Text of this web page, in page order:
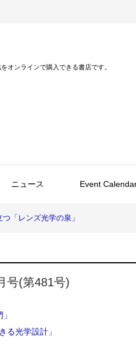
オンラインで購入できる書店です。
ニュース Event
「レンズ光学の泉」
号(第481号)
る光学設計」